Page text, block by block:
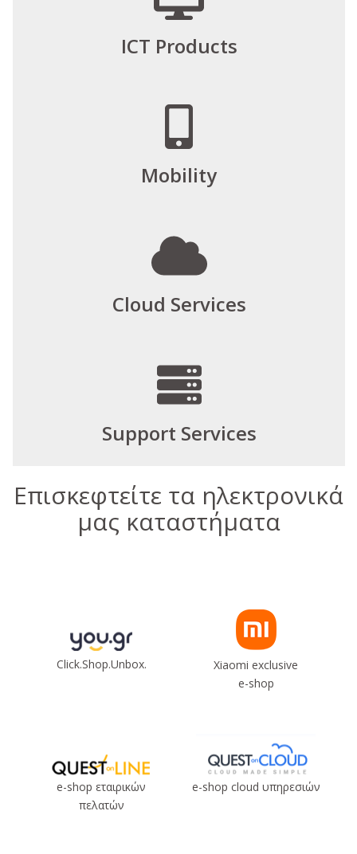
ICT Products
Mobility
Cloud Services
Support Services
Επισκεφτείτε τα ηλεκτρονικά
μας καταστήματα
Click.Shop.Unbox.
Xiaomi exclusive
e-shop
e-shop εταιρικών
πελατών
e-shop cloud υπηρεσιών